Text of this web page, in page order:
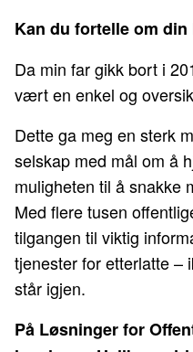
Kan du fortelle om
Da min far gikk bort i
vært en enkel og
Dette ga meg en sterk
selskap med mål om å
muligheten til å snakke
Med flere tusen
tilgangen til viktig
tjenester for etterlatte –
står igjen.
På Løsninger for